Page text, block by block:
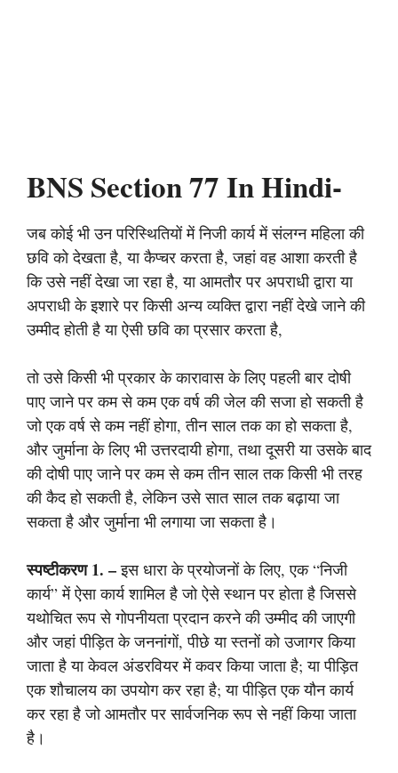
BNS Section 77 In Hindi-
जब कोई भी उन परिस्थितियों में निजी कार्य में संलग्न महिला की
छवि को देखता है, या कैप्चर करता है, जहां वह आशा करती है
कि उसे नहीं देखा जा रहा है, या आमतौर पर अपराधी द्वारा या
अपराधी के इशारे पर किसी अन्य व्यक्ति द्वारा नहीं देखे जाने की
उम्मीद होती है या ऐसी छवि का प्रसार करता है,
तो उसे किसी भी प्रकार के कारावास के लिए पहली बार दोषी
पाए जाने पर कम से कम एक वर्ष की जेल की सजा हो सकती है
जो एक वर्ष से कम नहीं होगा, तीन साल तक का हो सकता है,
और जुर्माना के लिए भी उत्तरदायी होगा, तथा दूसरी या उसके बाद
की दोषी पाए जाने पर कम से कम तीन साल तक किसी भी तरह
की कैद हो सकती है, लेकिन उसे सात साल तक बढ़ाया जा
सकता है और जुर्माना भी लगाया जा सकता है।
स्पष्टीकरण 1. –इस धारा के प्रयोजनों के लिए, एक “निजी
कार्य” में ऐसा कार्य शामिल है जो ऐसे स्थान पर होता है जिससे
यथोचित रूप से गोपनीयता प्रदान करने की उम्मीद की जाएगी
और जहां पीड़ित के जननांगों, पीछे या स्तनों को उजागर किया
जाता है या केवल अंडरवियर में कवर किया जाता है; या पीड़ित
एक शौचालय का उपयोग कर रहा है; या पीड़ित एक यौन कार्य
कर रहा है जो आमतौर पर सार्वजनिक रूप से नहीं किया जाता
है।